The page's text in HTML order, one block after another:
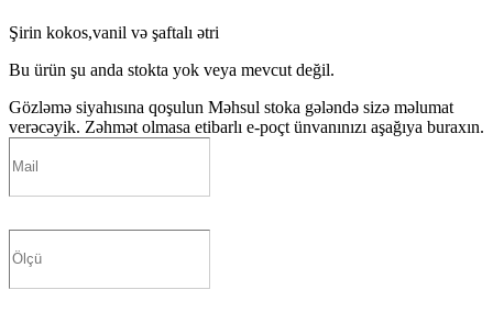
Şirin kokos,vanil və şaftalı ətri
Bu ürün şu anda stokta yok veya mevcut değil.
Gözləmə siyahısına qoşulun Məhsul stoka gələndə sizə məlumat
verəcəyik. Zəhmət olmasa etibarlı e-poçt ünvanınızı aşağıya buraxın.